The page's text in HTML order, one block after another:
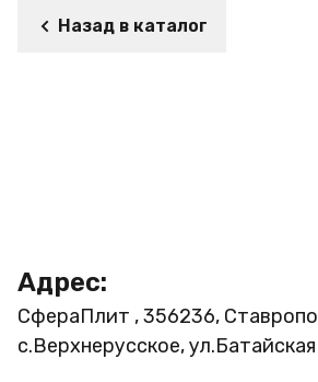
Назад в каталог
Адрес:
СфераПлит , 356236,
с.Верхнерусское,